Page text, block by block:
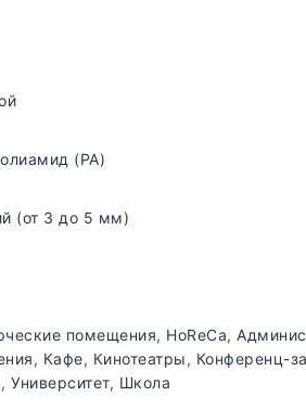
(PA)
(от 3 до 5 мм)
помещения, HoReCa,
, Кафе, Кинотеатры, Конференц-
, Университет, Школа